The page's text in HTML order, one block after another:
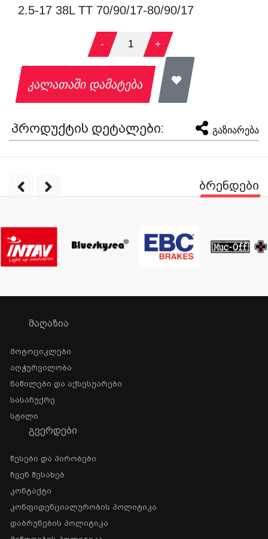
2.5-17 38L TT 70/90/17-80/90/17
- 1 +
კალათაში დამატება
პროდუქტის დეტალები: გაზიარება
ბრენდები
ᲛᲐᲦᲐᲖᲘᲐ
Მოტოციკლები
Აღჭურვილობა
Ნაწილები Და Აქსესუარები
Სასაჩუქრე
Სტილი
ᲒᲕᲔᲠᲓᲔᲑᲘ
Წესები Და Პირობები
Ჩვენ Შესახებ
Კონტაქტი
Კონფიდენციალურობის Პოლიტიკა
Დაბრუნების Პოლიტიკა